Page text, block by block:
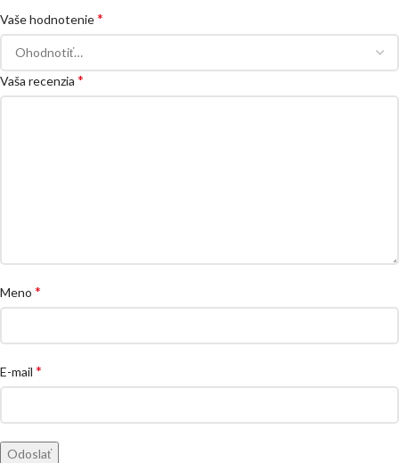
Vaše hodnotenie*
Vaša recenzia *
Meno *
E-mail *